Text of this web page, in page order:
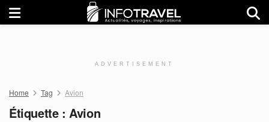
ADVERTISEMENT
Home Tag Avion
Étiquette :Avion